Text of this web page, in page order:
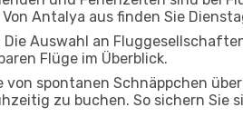
Antalya aus finden Sie
Die Auswahl an
Flüge im Überblick.
von spontanen Schnäppchen
zu buchen. So sichern Sie